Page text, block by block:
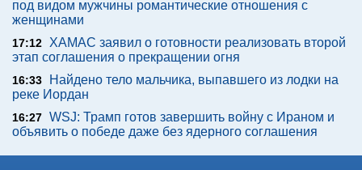
под видом мужчины романтические отношения с
женщинами
17:12 ХАМАС заявил о готовности реализовать второй
этап соглашения о прекращении огня
16:33
Найдено тело мальчика, выпавшего из лодки на
реке Иордан
16:27 WSJ: Трамп готов завершить войну с Ираном и
объявить о победе даже без ядерного соглашения